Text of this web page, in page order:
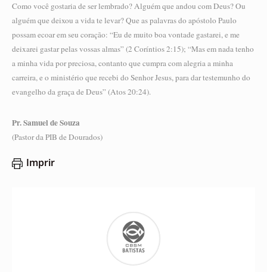
Como você gostaria de ser lembrado? Alguém que andou com Deus? Ou
alguém que deixou a vida te levar? Que as palavras do apóstolo Paulo
possam ecoar em seu coração: “Eu de muito boa vontade gastarei, e me
deixarei gastar pelas vossas almas” (2 Coríntios 2:15); “Mas em nada tenho
a minha vida por preciosa, contanto que cumpra com alegria a minha
carreira, e o ministério que recebi do Senhor Jesus, para dar testemunho do
evangelho da graça de Deus” (Atos 20:24).
Pr. Samuel de Souza
(Pastor da PIB de Dourados)
Imprir